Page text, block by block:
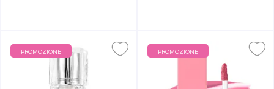
PROMOZIONE PROMOZIONE